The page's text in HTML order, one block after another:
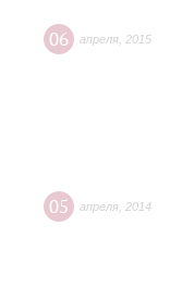
06 апреля 2015
05 апреля 2014